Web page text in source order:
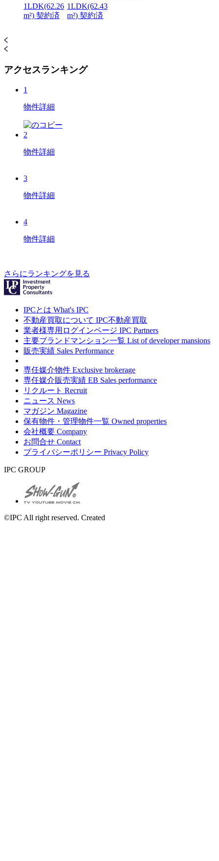
1LDK(62.26
m²) 契約済
1LDK(62.43
m²) 契約済
アクセスランキング
1
物件詳細
2
物件詳細
3
物件詳細
4
物件詳細
さらにランキングを見る
IPCとは What's IPC
不動産買取について IPC不動産買取
業者様専用ログインページ IPC Partners
主要ブランドマンション一覧 List of developer mansions
販売実績 Sales Performance
専任媒介物件 Exclusive brokerage
専任媒介販売実績 EB Sales performance
リクルート Recruit
ニュース News
マガジン Magazine
保有物件・管理物件一覧 Owned properties
会社概要 Company
お問合せ Contact
プライバシーポリシー Privacy Policy
IPC GROUP
©IPC All right reserved. Created